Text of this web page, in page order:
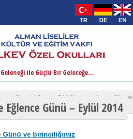
ile Güçlü Bir Geleceğe...
TR DE EN
Ortaokul Proje ve Etkinlikleri
Avrupa Bilim ve
Günü – Eylül 2014
Günü ve birinciliğimiz